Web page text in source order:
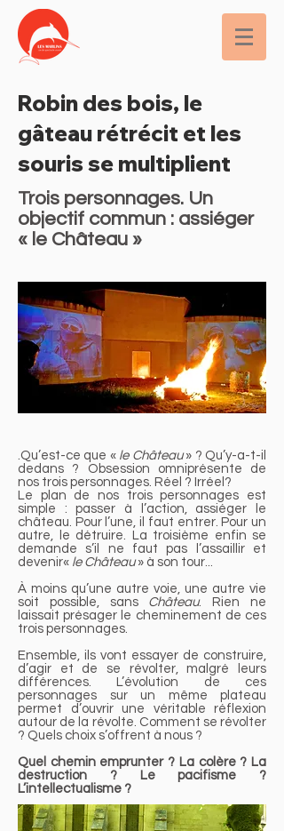
Robin des bois, le
gâteau rétrécit et les
souris se multiplient
Trois personnages. Un
objectif commun : assiéger
« le Château »
.Qu’est-ce que « le Château» ? Qu’y-a-t-il
dedans ? Obsession omniprésente de
nos trois personnages. Réel ? Irréel?
Le plan de nos trois personnages est
simple : passer à l’action, assiéger le
château. Pour l’une, il faut entrer. Pour un
autre, le détruire. La troisième enfin se
demande s’il ne faut pas l’assaillir et
devenir« le Château» à son tour...
À moins qu’une autre voie, une autre vie
soit possible, sans Château. Rien ne
laissait présager le cheminement de ces
trois personnages.
Ensemble, ils vont essayer de construire,
d’agir et de se révolter, malgré leurs
différences. L’évolution de ces
personnages sur un même plateau
permet d’ouvrir une véritable réflexion
autour de la révolte. Comment se révolter
? Quels choix s’offrent à nous ?
Quel chemin emprunter ? La colère ? La
destruction ? Le pacifisme ?
L’intellectualisme ?